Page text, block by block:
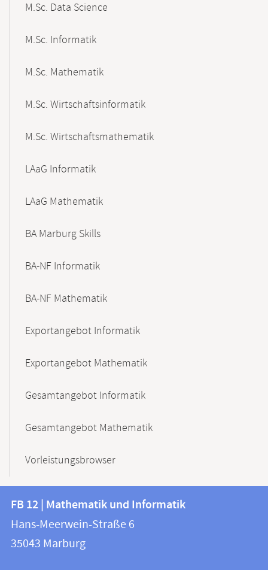
M.Sc. Data Science
M.Sc. Informatik
M.Sc. Mathematik
M.Sc. Wirtschaftsinformatik
M.Sc. Wirtschaftsmathematik
LAaG Informatik
LAaG Mathematik
BA Marburg Skills
BA-NF Informatik
BA-NF Mathematik
Exportangebot Informatik
Exportangebot Mathematik
Gesamtangebot Informatik
Gesamtangebot Mathematik
Vorleistungsbrowser
Kontakt
und
Informationen
FB
12
|
FB 12 | Mathematik und Informatik
Hans-Meerwein-Straße 6
35043 Marburg